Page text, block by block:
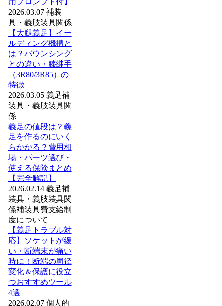
2026.03.07 補装
具・義肢装具関係
【大腿義足】イー
ルディング機構と
は？バウンシング
との違い・膝継手
（3R80/3R85）の
特徴
2026.03.05 義足補
装具・義肢装具関
係
義足の値段は？義
足を作るのにいく
らかかる？費用相
場・パーツ選び・
使える保険まとめ
【完全解説】
2026.02.14 義足補
装具・義肢装具関
係補装具費支給制
度について
【義足トラブル対
応】ソケットが緩
い・断端末が痛い
時に！断端の周径
変化＆保護に役立
つおすすめツール
4選
2026.02.07 個人的